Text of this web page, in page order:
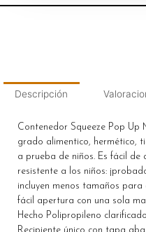
Descripción
Contenedor Squeeze Pop Up
grado alimentico, hermético,
a prueba de niños. Es fácil
resistente a los niños:
incluyen menos tamaños
fácil apertura con una sola
Hecho Polipropileno